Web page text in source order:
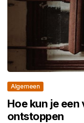
Algemeen
Hoe kun je
ontstoppen